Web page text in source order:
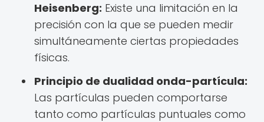
Heisenberg: Existe una limitación en la
precisión con la que se pueden medir
simultáneamente ciertas propiedades
físicas.
Principio de dualidad onda-partícula:
Las partículas pueden comportarse
tanto como partículas puntuales como